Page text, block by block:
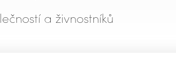
a živnostníků